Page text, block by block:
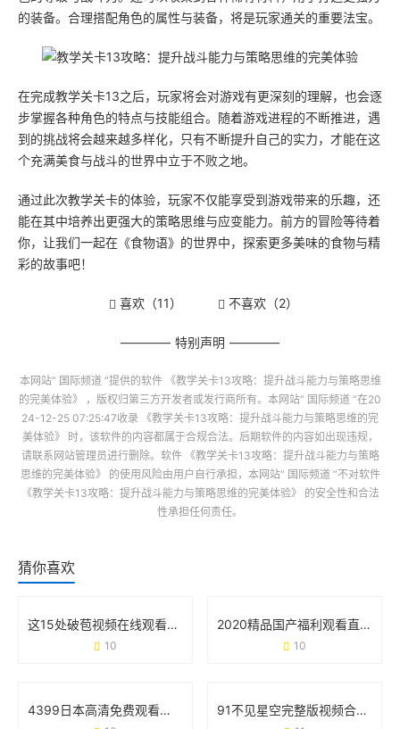
的装备。合理搭配角色的属性与装备，将是玩家通关的重要法宝。
在完成教学关卡13之后，玩家将会对游戏有更深刻的理解，也会逐
步掌握各种角色的特点与技能组合。随着游戏进程的不断推进，遇
到的挑战将会越来越多样化，只有不断提升自己的实力，才能在这
个充满美食与战斗的世界中立于不败之地。
通过此次教学关卡的体验，玩家不仅能享受到游戏带来的乐趣，还
能在其中培养出更强大的策略思维与应变能力。前方的冒险等待着
你，让我们一起在《食物语》的世界中，探索更多美味的食物与精
彩的故事吧！
喜欢（11） 不喜欢（2）
特别声明
本网站“ 国际频道”提供的软件 《教学关卡13攻略：提升战斗能力与策略思维
的完美体验》
，版权归第三方开发者或发行商所有。本网站“ 国际频道 ”在20
24-12-25 07:25:47收录
《教学关卡13攻略：提升战斗能力与策略思维的完
美体验》
时，该软件的内容都属于合规合法。后期软件的内容如出现违规，
请联系网站管理员进行删除。软件 《教学关卡13攻略：提升战斗能力与策略
思维的完美体验》
的使用风险由用户自行承担，本网站“ 国际频道”不对软件
《教学关卡13攻略：提升战斗能力与策略思维的完美体验》
的安全性和合法
性承担任何责任。
猜你喜欢
这15处破苞视频在线观看的争议 背后藏着什么真相？
10
2020精品国产福利观看直播：一场属于普通人的快乐革命
10
4399日本高清免费观看视频：追剧党的新大陆与避坑指南 91不见星空完整版视频合集：从内容特色到使用场景的全面梳理